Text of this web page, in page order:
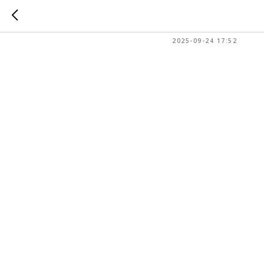
2025-09-24 17:52